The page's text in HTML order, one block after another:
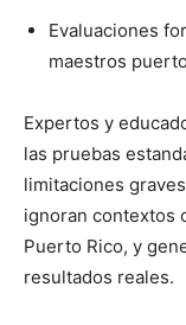
Evaluaciones
maestros
Expertos y
las pruebas
limitaciones
ignoran contextos
Puerto Rico, y
resultados reales.